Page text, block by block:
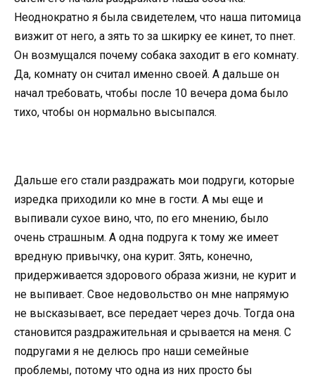
Неоднократно я была свидетелем, что наша питомица
визжит от него, а зять то за шкирку ее кинет, то пнет.
Он возмущался почему собака заходит в его комнату.
Да, комнату он считал именно своей. А дальше он
начал требовать, чтобы после 10 вечера дома было
тихо, чтобы он нормально высыпался.
Дальше его стали раздражать мои подруги, которые
изредка приходили ко мне в гости. А мы еще и
выпивали сухое вино, что, по его мнению, было
очень страшным. А одна подруга к тому же имеет
вредную привычку, она курит. Зять, конечно,
придерживается здорового образа жизни, не курит и
не выпивает. Свое недовольство он мне напрямую
не высказывает, все передает через дочь. Тогда она
становится раздражительная и срывается на меня. С
подругами я не делюсь про наши семейные
проблемы, потому что одна из них просто бы